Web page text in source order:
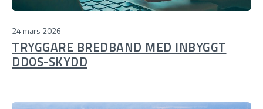
24 mars 2026
TRYGGARE BREDBAND MED INBYGGT
DDOS-SKYDD